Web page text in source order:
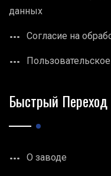
данных
Согласие на
Быстрый Переход
О заводе